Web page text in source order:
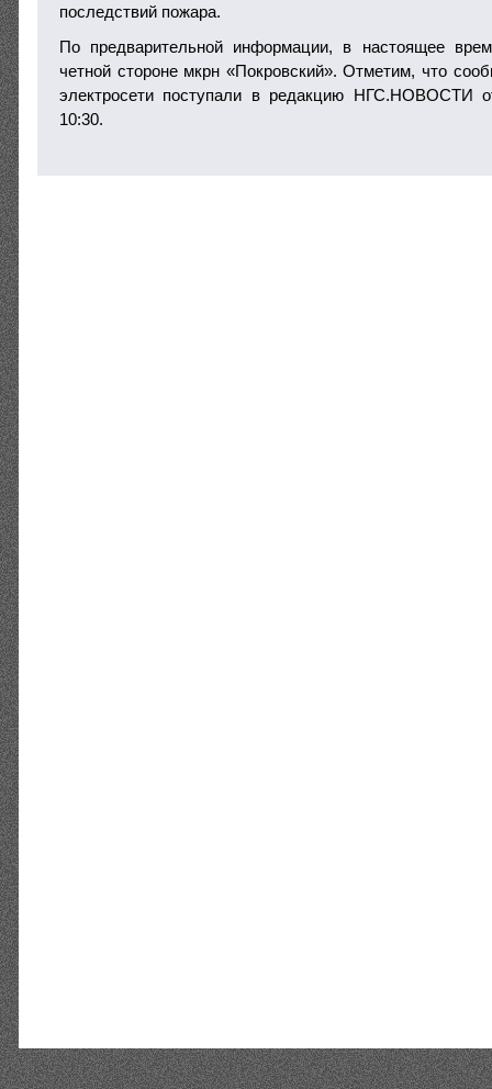
последствий пожара.
По предварительной информации, в настоящее
четной стороне мкрн «Покровский». Отметим, что
электросети поступали в редакцию НГС.НОВОСТИ
10:30.